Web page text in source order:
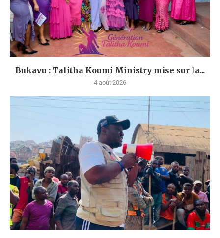
Bukavu : Talitha Koumi Ministry mise sur la...
4 août 2026